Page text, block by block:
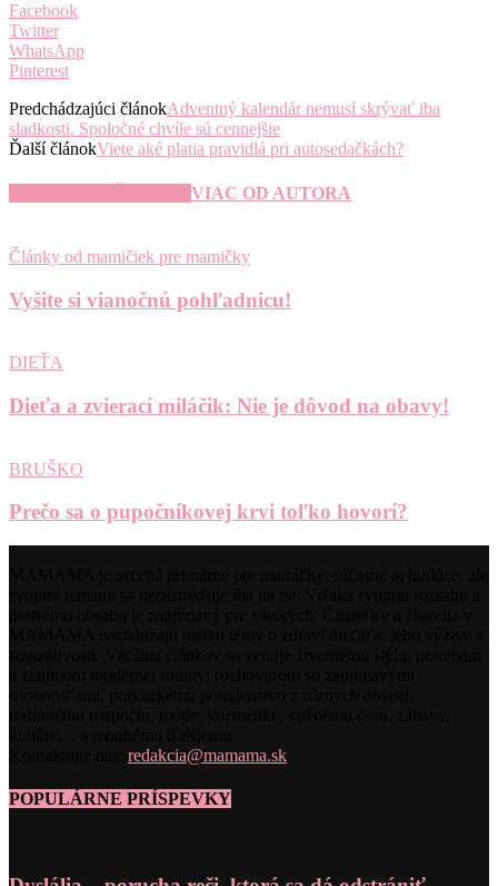
Facebook
Twitter
WhatsApp
Pinterest
Predchádzajúci článokAdventný kalendár nemusí skrývať iba
sladkosti. Spoločné chvíle sú cennejšie
Ďalší článokViete aké platia pravidlá pri autosedačkách?
VIAC OD AUTORA
Články od mamičiek pre mamičky
Vyšite si vianočnú pohľadnicu!
DIEŤA
Dieťa a zvierací miláčik: Nie je dôvod na obavy!
BRUŠKO
Prečo sa o pupočníkovej krvi toľko hovorí?
redakcia@mamama.sk
POPULÁRNE PRÍSPEVKY